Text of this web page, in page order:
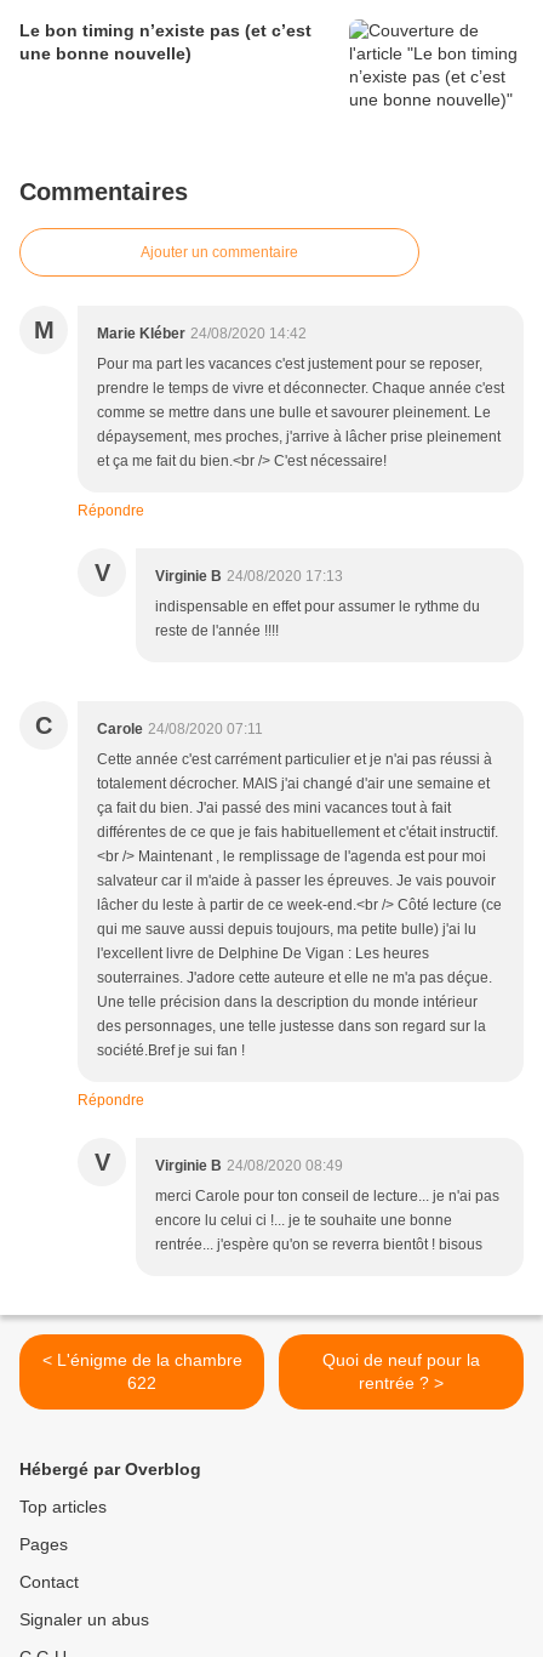
Le bon timing n’existe pas (et c’est
une bonne nouvelle)
Commentaires
Ajouter un commentaire
M Marie Kléber 24/08/2020 14:42
Pour ma part les vacances c'est justement pour se reposer,
prendre le temps de vivre et déconnecter. Chaque année c'est
comme se mettre dans une bulle et savourer pleinement. Le
dépaysement, mes proches, j'arrive à lâcher prise pleinement
et ça me fait du bien.<br /> C'est nécessaire!
Répondre
V Virginie B 24/08/2020 17:13
indispensable en effet pour assumer le rythme du
reste de l'année !!!!
C Carole 24/08/2020 07:11
Cette année c'est carrément particulier et je n'ai pas réussi à
totalement décrocher. MAIS j'ai changé d'air une semaine et
ça fait du bien. J'ai passé des mini vacances tout à fait
différentes de ce que je fais habituellement et c'était instructif.
<br /> Maintenant , le remplissage de l'agenda est pour moi
salvateur car il m'aide à passer les épreuves. Je vais pouvoir
lâcher du leste à partir de ce week-end.<br /> Côté lecture (ce
qui me sauve aussi depuis toujours, ma petite bulle) j'ai lu
l'excellent livre de Delphine De Vigan : Les heures
souterraines. J'adore cette auteure et elle ne m'a pas déçue.
Une telle précision dans la description du monde intérieur
des personnages, une telle justesse dans son regard sur la
société.Bref je sui fan !
Répondre
V Virginie B 24/08/2020 08:49
merci Carole pour ton conseil de lecture... je n'ai pas
encore lu celui ci !... je te souhaite une bonne
rentrée... j'espère qu'on se reverra bientôt ! bisous
< L'énigme de la chambre
622
Quoi de neuf pour la
rentrée ? >
Hébergé par Overblog
Top articles
Pages
Contact
Signaler un abus